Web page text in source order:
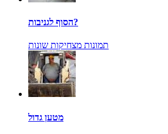
הסוף לגניבות?
תמונות מצחיקות שונות
מטען גדול